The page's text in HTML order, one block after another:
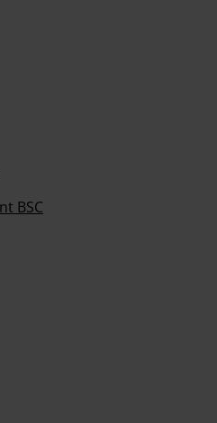
BSC